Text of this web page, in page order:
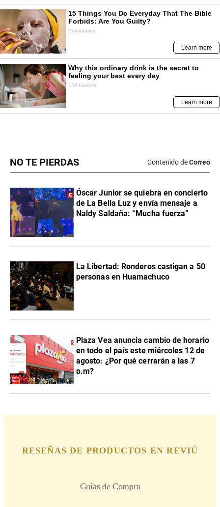
NO TE PIERDAS Contenido deCorreo
Óscar Junior se quiebra en concierto
de La Bella Luz y envía mensaje a
Naldy Saldaña: “Mucha fuerza”
La Libertad: Ronderos castigan a 50
personas en Huamachuco
Plaza Vea anuncia cambio de horario
en todo el país este miércoles 12 de
agosto: ¿Por qué cerrarán a las 7
p.m?